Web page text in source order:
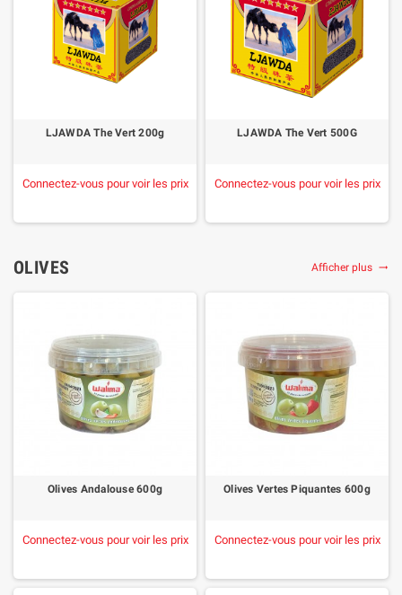
LJAWDA The Vert 200g
Connectez-vous pour voir les prix
LJAWDA The Vert 500G
Connectez-vous pour voir les prix
OLIVES Afficher plus 
Olives Andalouse 600g
Connectez-vous pour voir les prix
Olives Vertes Piquantes 600g
Connectez-vous pour voir les prix